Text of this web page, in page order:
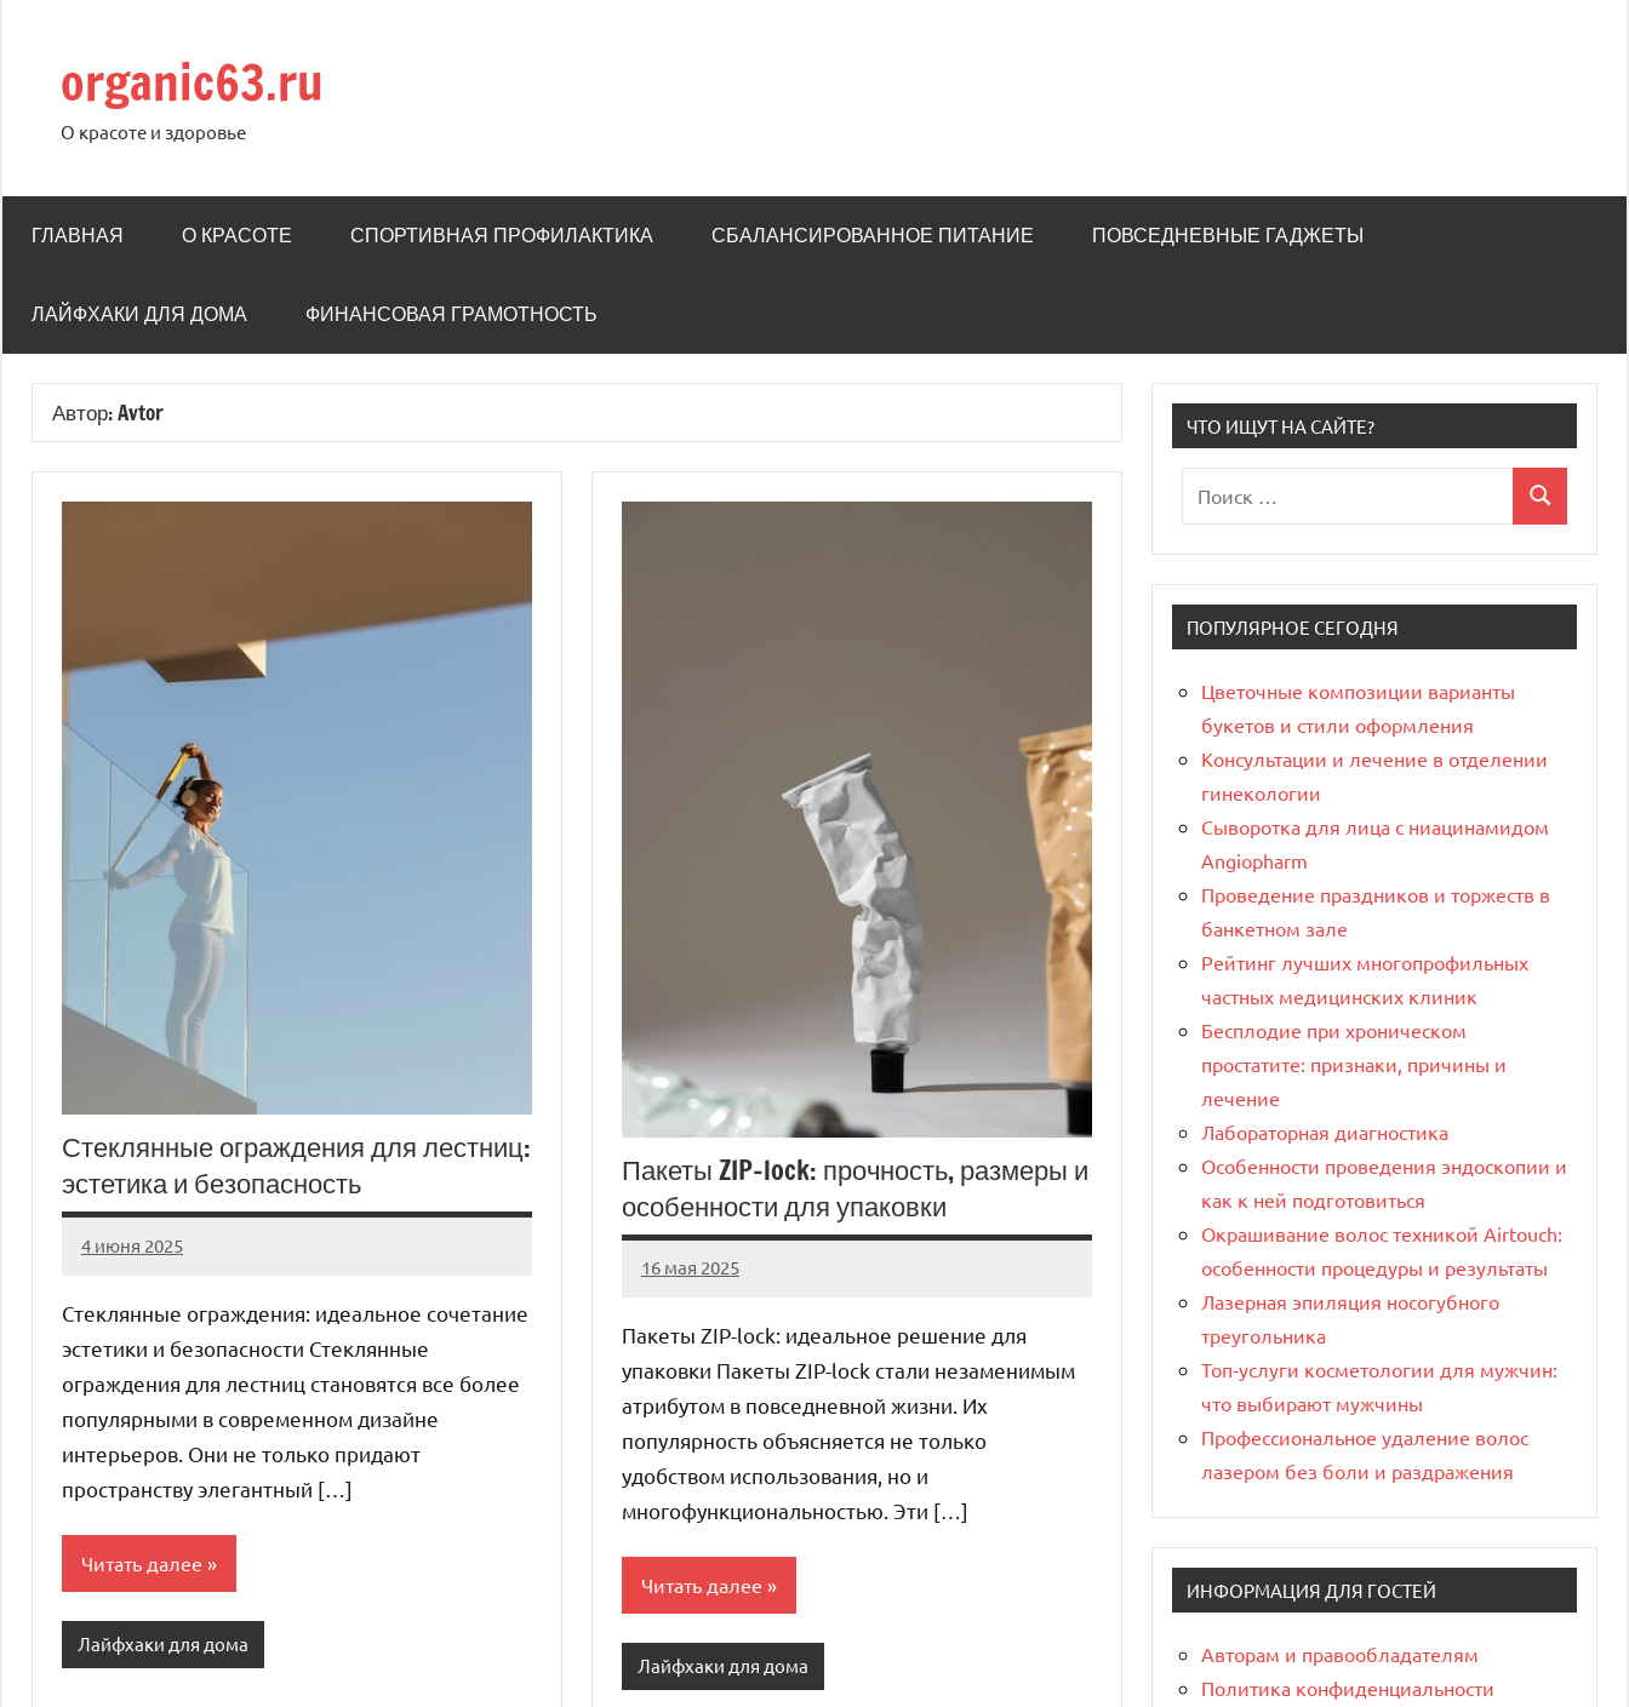
содержимому
organic63.ru
О красоте и здоровье
ГЛАВНАЯ О КРАСОТЕ СПОРТИВНАЯ ПРОФИЛАКТИКА СБАЛАНСИРОВАННОЕ ПИТАНИЕ ПОВСЕДНЕВНЫЕ ГАДЖЕТЫ
ЛАЙФХАКИ ДЛЯ ДОМА ФИНАНСОВАЯ ГРАМОТНОСТЬ
Автор:Avtor
Стеклянные ограждения для лестниц:
эстетика и безопасность
4 июня 2025
Avtor
Нет
Стеклянные ограждения: идеальное сочетание
эстетики и безопасности Стеклянные
ограждения для лестниц становятся все более
популярными в современном дизайне
интерьеров. Они не только придают
пространству элегантный […]
Читать далее
Лайфхаки для дома
Пакеты ZIP-lock: прочность, размеры и
особенности для упаковки
16 мая 2025
Avtor
Нет
Пакеты ZIP-lock: идеальное решение для
упаковки Пакеты ZIP-lock стали незаменимым
атрибутом в повседневной жизни. Их
популярность объясняется не только
удобством использования, но и
многофункциональностью. Эти […]
Читать далее
Лайфхаки для дома
ЧТО ИЩУТ НА САЙТЕ?
для:
Поиск
ПОПУЛЯРНОЕ СЕГОДНЯ
Цветочные композиции варианты
букетов и стили оформления
Консультации и лечение в отделении
гинекологии
Сыворотка для лица с ниацинамидом
Angiopharm
Проведение праздников и торжеств в
банкетном зале
Рейтинг лучших многопрофильных
частных медицинских клиник
Бесплодие при хроническом
простатите: признаки, причины и
лечение
Лабораторная диагностика
Особенности проведения эндоскопии и
как к ней подготовиться
Окрашивание волос техникой Airtouch:
особенности процедуры и результаты
Лазерная эпиляция носогубного
треугольника
Топ-услуги косметологии для мужчин:
что выбирают мужчины
Профессиональное удаление волос
лазером без боли и раздражения
ИНФОРМАЦИЯ ДЛЯ ГОСТЕЙ
Авторам и правообладателям
Политика конфиденциальности